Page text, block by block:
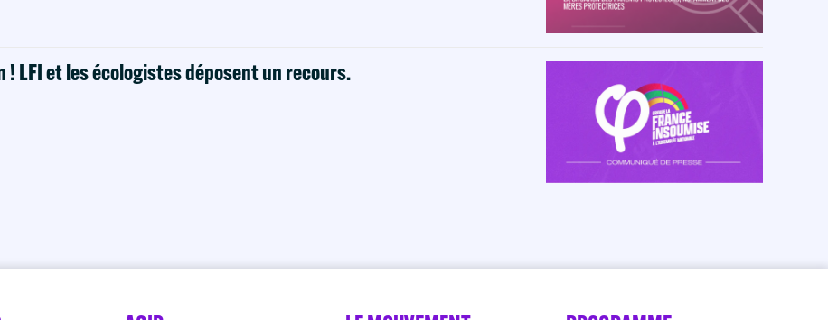
! LFI et les écologistes déposent un recours.